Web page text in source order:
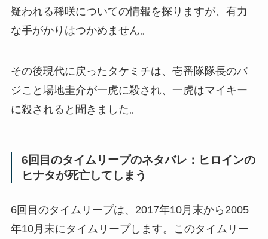
疑われる稀咲についての情報を探りますが、有力
な手がかりはつかめません。
その後現代に戻ったタケミチは、壱番隊隊長のバ
ジこと場地圭介が一虎に殺され、一虎はマイキー
に殺されると聞きました。
6回目のタイムリープのネタバレ：ヒロインの
ヒナタが死亡してしまう
6回目のタイムリープは、2017年10月末から2005
年10月末にタイムリープします。このタイムリー